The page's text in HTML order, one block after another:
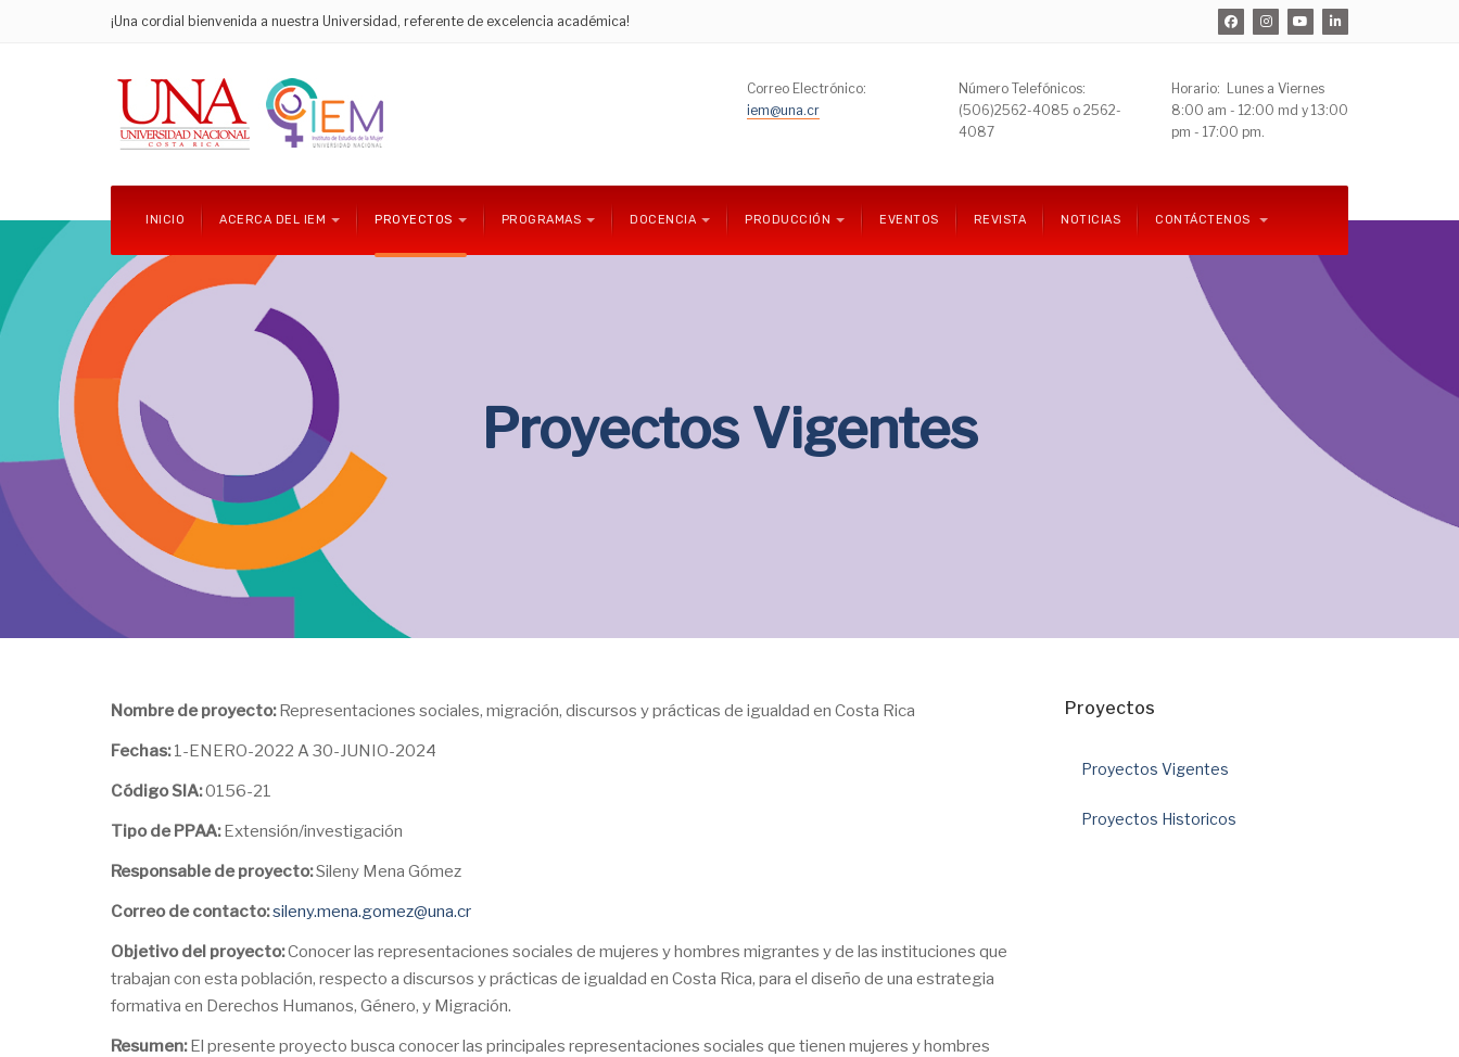
¡Una cordial bienvenida a nuestra Universidad, referente de excelencia académica!
Correo Electrónico:
iem@una.cr
Número Telefónicos:
(506)2562-4085 o 2562-
4087
Horario: Lunes a Viernes
8:00 am - 12:00 md y 13:00
pm - 17:00 pm.
INICIO ACERCA DEL IEM PROYECTOS PROGRAMAS DOCENCIA PRODUCCIÓN EVENTOS REVISTA NOTICIAS CONTÁCTENOS
Proyectos Vigentes
Nombre de proyecto:Representaciones sociales, migración, discursos y prácticas de igualdad en Costa Rica
Fechas:1-ENERO-2022 A 30-JUNIO-2024
Código SIA:0156-21
Tipo de PPAA:Extensión/investigación
Responsable de proyecto:Sileny Mena Gómez
Correo de contacto:sileny.mena.gomez@una.cr
Objetivo del proyecto:Conocer las representaciones sociales de mujeres y hombres migrantes y de las instituciones que
trabajan con esta población, respecto a discursos y prácticas de igualdad en Costa Rica, para el diseño de una estrategia
formativa en Derechos Humanos, Género, y Migración.
Resumen:El presente proyecto busca conocer las principales representaciones sociales que tienen mujeres y hombres
Proyectos
Proyectos Vigentes
Proyectos Historicos